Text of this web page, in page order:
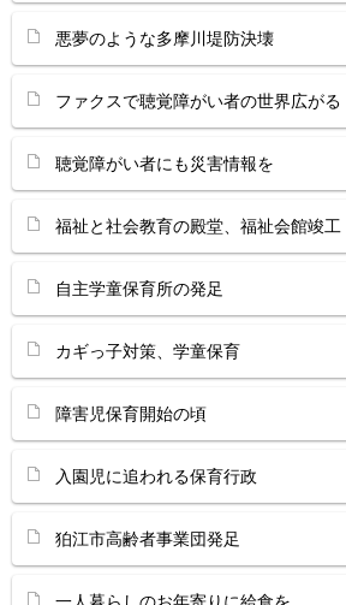
悪夢のような多摩川堤防決壊
ファクスで聴覚障がい者の世界広がる
聴覚障がい者にも災害情報を
福祉と社会教育の殿堂、福祉会館竣工
自主学童保育所の発足
カギっ子対策、学童保育
障害児保育開始の頃
入園児に追われる保育行政
狛江市高齢者事業団発足